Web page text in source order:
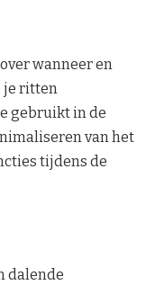
wanneer en
je ritten
gebruikt in de
van het
tijdens de
dalende